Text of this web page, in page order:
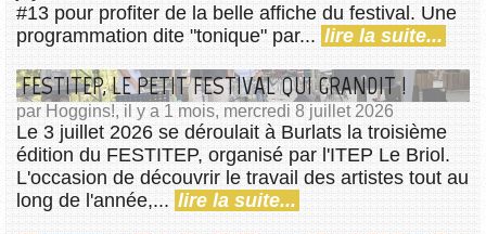
#13 pour profiter de la belle affiche du festival. Une
programmation dite "tonique" par... lire la suite...
FESTITEP, LE PETIT FESTIVAL QUI GRANDIT !
par Hoggins!, il y a 1 mois, mercredi 8 juillet 2026
Le 3 juillet 2026 se déroulait à Burlats la troisième
édition du FESTITEP, organisé par l'ITEP Le Briol.
L'occasion de découvrir le travail des artistes tout au
long de l'année,... lire la suite...